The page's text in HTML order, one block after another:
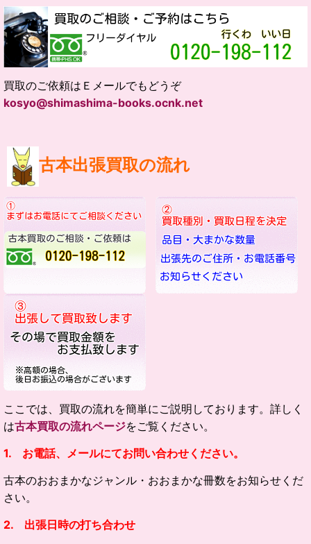
買取のご依頼はＥメールでもどうぞ
kosyo@shimashima-books.ocnk.net
古本出張買取の流れ
ここでは、買取の流れを簡単にご説明しております。詳しく
は古本買取の流れページをご覧ください。
1. お電話、メールにてお問い合わせください。
古本のおおまかなジャンル・ おおまかな冊数をお知らせくだ
さい。
2. 出張日時の打ち合わせ